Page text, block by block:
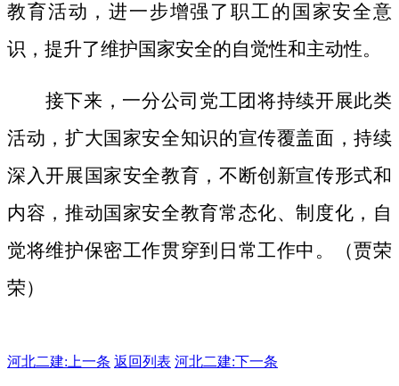
教育活动，进一步增强了职工的国家安全意
识，提升了维护国家安全的自觉性和主动性。
接下来，一分公司党工团将持续开展此类
活动，扩大国家安全知识的宣传覆盖面，持续
深入开展国家安全教育，不断创新宣传形式和
内容，推动国家安全教育常态化、制度化，自
觉将维护保密工作贯穿到日常工作中。（贾荣
荣）
河北二建: 上一条 返回列表 河北二建:下一条